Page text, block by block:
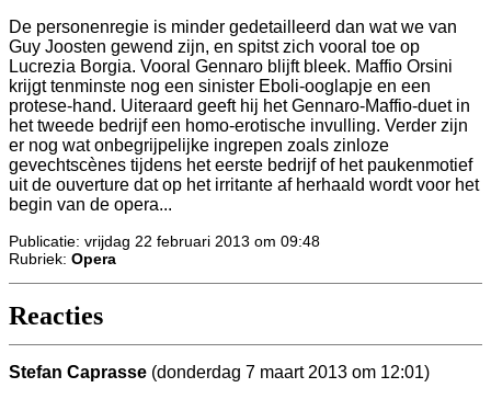
De personenregie is minder gedetailleerd dan wat we van
Guy Joosten gewend zijn, en spitst zich vooral toe op
Lucrezia Borgia. Vooral Gennaro blijft bleek. Maffio Orsini
krijgt tenminste nog een sinister Eboli-ooglapje en een
protese-hand. Uiteraard geeft hij het Gennaro-Maffio-duet in
het tweede bedrijf een homo-erotische invulling. Verder zijn
er nog wat onbegrijpelijke ingrepen zoals zinloze
gevechtscènes tijdens het eerste bedrijf of het paukenmotief
uit de ouverture dat op het irritante af herhaald wordt voor het
begin van de opera...
Publicatie: vrijdag 22 februari 2013 om 09:48
Rubriek: Opera
Reacties
Stefan Caprasse (donderdag 7 maart 2013 om 12:01)